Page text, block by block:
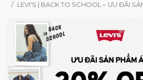
LEVI'S | BACK TO SCHOOL – ƯU ĐÃI